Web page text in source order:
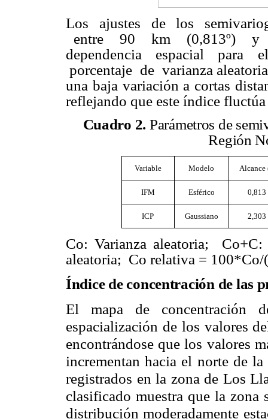
Los ajustes de los
entre 90 km (0,813º) y
dependencia espacial
porcentaje de varianza
una baja variación a cortas
reflejando que este índice
Cuadro 2. Parámetros de
Región
Variable Modelo Alcance
IFM Esférico 0,813
ICP Gaussiano 2,303
Co: Varianza aleatoria;
aleatoria; Co relativa = 100*Co/
Índice de concentración de las
El mapa de concentración
espacialización de los valores
encontrándose que los valores
incrementan hacia el norte de
registrados en la zona de Los
clasificado muestra que la zona
distribución moderadamente